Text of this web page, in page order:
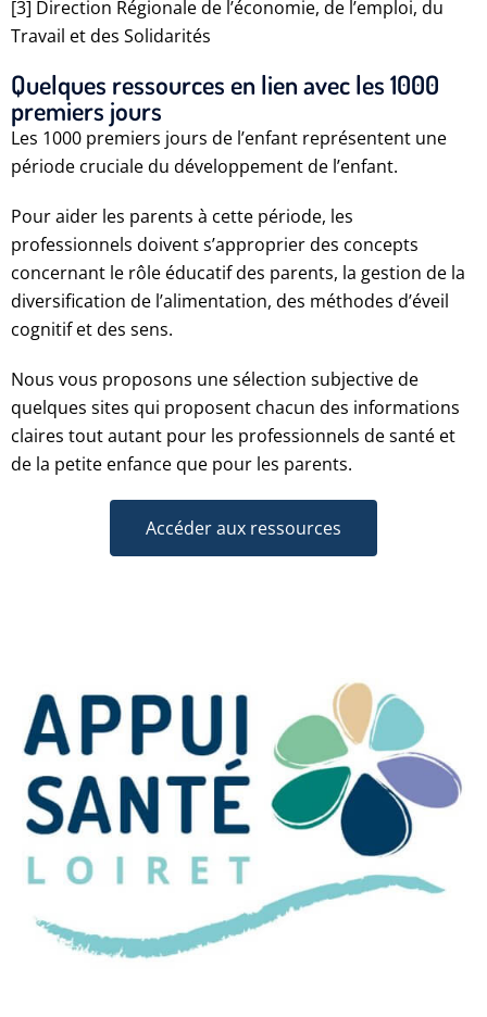
[3] Direction Régionale de l’économie, de l’emploi, du
Travail et des Solidarités
Quelques ressources en lien avec les 1000
premiers jours
Les 1000 premiers jours de l’enfant représentent une
période cruciale du développement de l’enfant.
Pour aider les parents à cette période, les
professionnels doivent s’approprier des concepts
concernant le rôle éducatif des parents, la gestion de la
diversification de l’alimentation, des méthodes d’éveil
cognitif et des sens.
Nous vous proposons une sélection subjective de
quelques sites qui proposent chacun des informations
claires tout autant pour les professionnels de santé et
de la petite enfance que pour les parents.
Accéder aux ressources